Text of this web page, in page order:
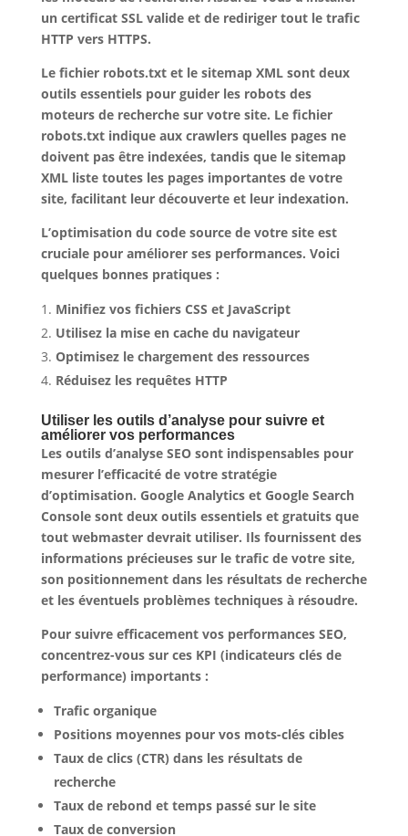
un certificat SSL valide et de rediriger tout le trafic
HTTP vers HTTPS.
Le fichier robots.txt et le sitemap XML sont deux
outils essentiels pour guider les robots des
moteurs de recherche sur votre site. Le fichier
robots.txt indique aux crawlers quelles pages ne
doivent pas être indexées, tandis que le sitemap
XML liste toutes les pages importantes de votre
site, facilitant leur découverte et leur indexation.
L’optimisation du code source de votre site est
cruciale pour améliorer ses performances. Voici
quelques bonnes pratiques :
Minifiez vos fichiers CSS et JavaScript
Utilisez la mise en cache du navigateur
Optimisez le chargement des ressources
Réduisez les requêtes HTTP
Utiliser les outils d’analyse pour suivre et
améliorer vos performances
Les outils d’analyse SEO sont indispensables pour
mesurer l’efficacité de votre stratégie
d’optimisation. Google Analytics et Google Search
Console sont deux outils essentiels et gratuits que
tout webmaster devrait utiliser. Ils fournissent des
informations précieuses sur le trafic de votre site,
son positionnement dans les résultats de recherche
et les éventuels problèmes techniques à résoudre.
Pour suivre efficacement vos performances SEO,
concentrez-vous sur ces KPI (indicateurs clés de
performance) importants :
Trafic organique
Positions moyennes pour vos mots-clés cibles
Taux de clics (CTR) dans les résultats de
recherche
Taux de rebond et temps passé sur le site
Taux de conversion